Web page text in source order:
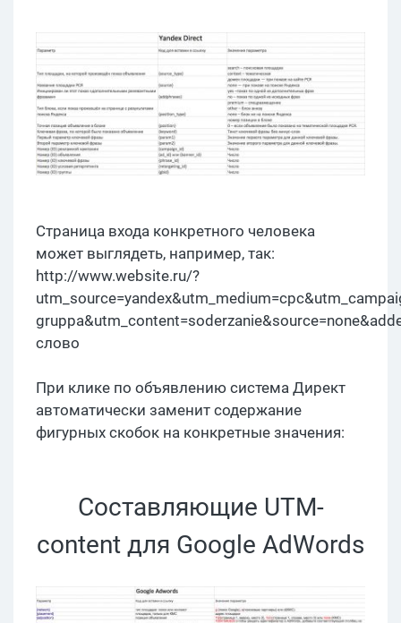
Страница входа конкретного человека
может выглядеть, например, так:
http://www.website.ru/?
слово
При клике по объявлению система Директ
автоматически заменит содержание
фигурных скобок на конкретные значения:
Составляющие UTM-
content для Google AdWords